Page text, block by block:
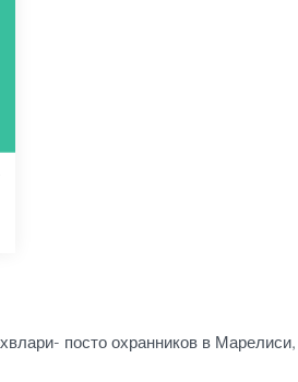
посто охранников в